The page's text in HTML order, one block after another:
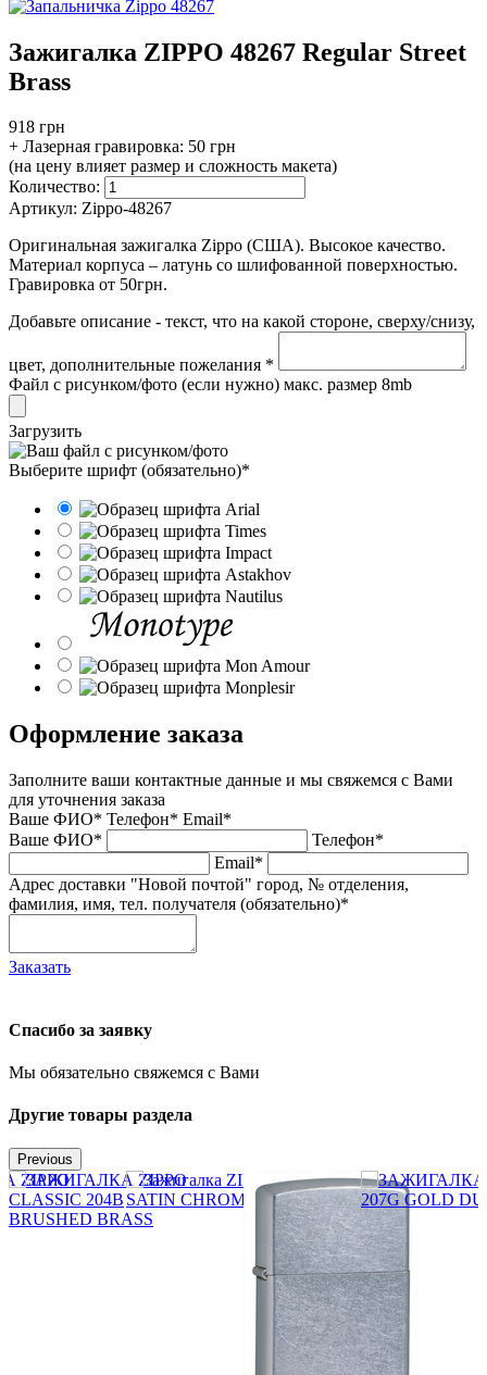
Зажигалка ZIPPO 48267 Regular Street
Brass
918 грн
+ Лазерная гравировка: 50 грн
(на цену влияет размер и сложность макета)
Количество:
Артикул: Zippo-48267
Оригинальная зажигалка Zippo (США). Высокое качество.
Материал корпуса – латунь со шлифованной поверхностью.
Гравировка от 50грн.
Добавьте описание - текст, что на какой стороне, сверху/снизу,
цвет, дополнительные пожелания *
Файл с рисунком/фото (если нужно) макс. размер 8mb
Загрузить
Выберите шрифт (обязательно)*
Оформление заказа
Заполните ваши контактные данные и мы свяжемся с Вами
для уточнения заказа
Ваше ФИО* Телефон* Email*
Ваше ФИО*
Телефон*
Email*
Адрес доставки "Новой почтой" город, № отделения,
фамилия, имя, тел. получателя (обязательно)*
Заказать
Спасибо за заявку
Мы обязательно свяжемся с Вами
Другие товары раздела
Previous